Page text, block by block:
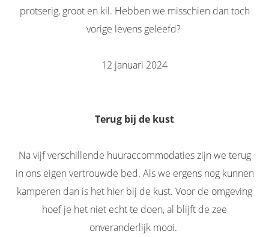
protserig, groot en kil. Hebben we misschien dan toch
vorige levens geleefd?
12 januari 2024
Terug bij de kust
Na vijf verschillende huuraccommodaties zijn we terug
in ons eigen vertrouwde bed. Als we ergens nog kunnen
kamperen dan is het hier bij de kust. Voor de omgeving
hoef je het niet echt te doen, al blijft de zee
onveranderlijk mooi.